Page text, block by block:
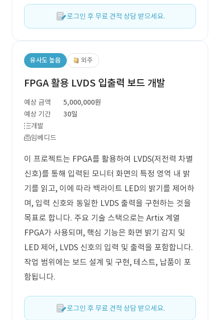
로그인 후 무료 견적 상담 받으세요.
유사도 높음 외주
FPGA 활용 LVDS 입출력 보드 개발
예상 금액
5,000,000원
예상 기간
30일
개발
임베디드
이 프로젝트는 FPGA를 활용하여 LVDS(저전력 차별
신호)를 통해 입력된 모니터 화면의 특정 영역 내 밝
기를 읽고, 이에 따라 백라이트 LED의 밝기를 제어하
며, 입력 신호와 동일한 LVDS 출력을 구현하는 것을
목표로 합니다. 주요 기술 스택으로는 Artix 계열
FPGA가 사용되며, 핵심 기능은 화면 밝기 감지 및
LED 제어, LVDS 신호의 입력 및 출력을 포함합니다.
작업 범위에는 보드 설계 및 구현, 테스트, 납품이 포
함됩니다.
로그인 후 무료 견적 상담 받으세요.